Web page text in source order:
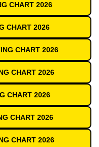
CHART 2026
CHART 2026
CHART 2026
CHART 2026
CHART 2026
CHART 2026
CHART 2026